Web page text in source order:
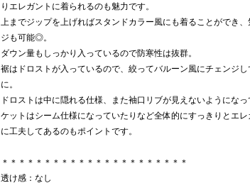
りエレガントに着られるのも魅力です。
上までジップを上げればスタンドカラー風にも着ることができ
ジも可能◎。
ダウン量もしっかり入っているので防寒性は抜群。
裾はドロストが入っているので、絞ってバルーン風にチェンジ
に。
ドロストは中に隠れる仕様、また袖口リブが見えないようにな
ケットはシーム仕様になっていたりなど全体的にすっきりとエレ
に工夫してあるのもポイントです。
＊＊＊＊＊＊＊＊＊＊＊＊＊＊＊＊＊＊＊＊＊＊
透け感：なし